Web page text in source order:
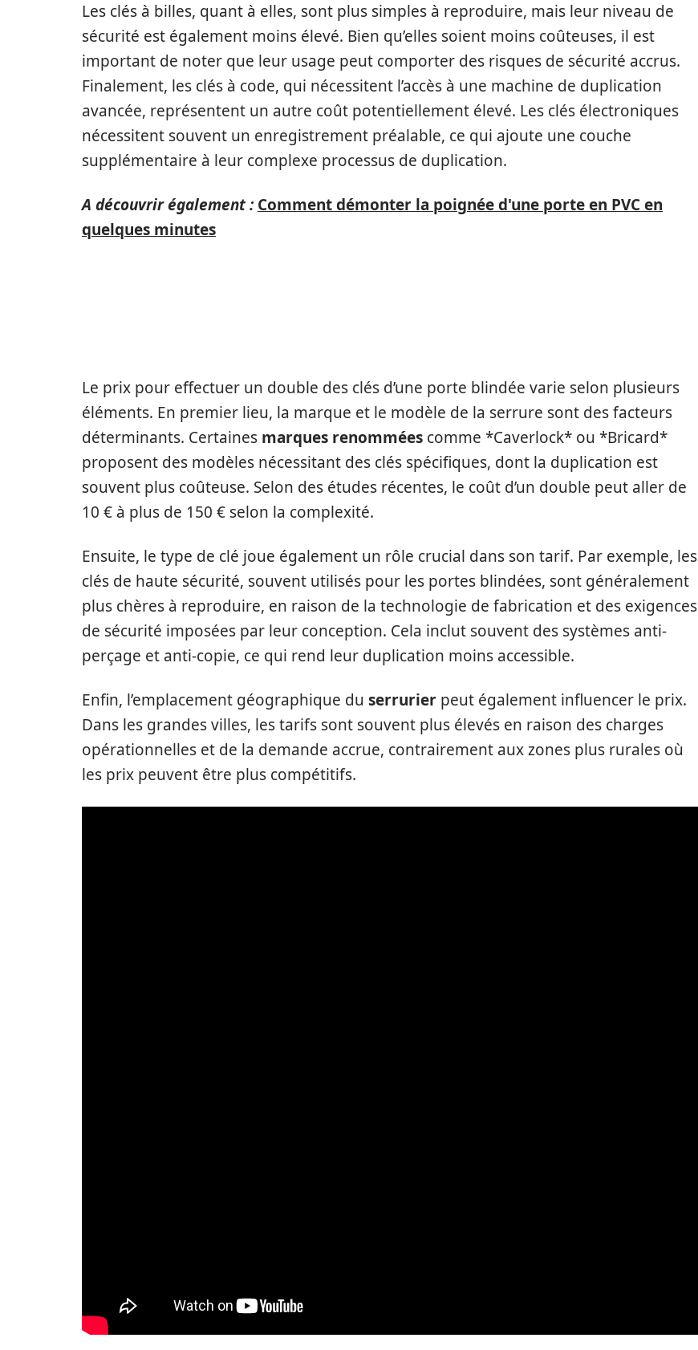
Les clés à billes, quant à elles, sont plus simples à reproduire, mais leur niveau de
sécurité est également moins élevé. Bien qu’elles soient moins coûteuses, il est
important de noter que leur usage peut comporter des risques de sécurité accrus.
Finalement, les clés à code, qui nécessitent l’accès à une machine de duplication
avancée, représentent un autre coût potentiellement élevé. Les clés électroniques
nécessitent souvent un enregistrement préalable, ce qui ajoute une couche
supplémentaire à leur complexe processus de duplication.
A découvrir également : Comment démonter la poignée d'une porte en PVC en
quelques minutes
Le prix pour effectuer un double des clés d’une porte blindée varie selon plusieurs
éléments. En premier lieu, la marque et le modèle de la serrure sont des facteurs
déterminants. Certaines marques renommées comme *Caverlock* ou *Bricard*
proposent des modèles nécessitant des clés spécifiques, dont la duplication est
souvent plus coûteuse. Selon des études récentes, le coût d’un double peut aller de
10 € à plus de 150 € selon la complexité.
Ensuite, le type de clé joue également un rôle crucial dans son tarif. Par exemple, les
clés de haute sécurité, souvent utilisés pour les portes blindées, sont généralement
plus chères à reproduire, en raison de la technologie de fabrication et des exigences
de sécurité imposées par leur conception. Cela inclut souvent des systèmes anti-
perçage et anti-copie, ce qui rend leur duplication moins accessible.
Enfin, l’emplacement géographique du serrurier peut également influencer le prix.
Dans les grandes villes, les tarifs sont souvent plus élevés en raison des charges
opérationnelles et de la demande accrue, contrairement aux zones plus rurales où
les prix peuvent être plus compétitifs.